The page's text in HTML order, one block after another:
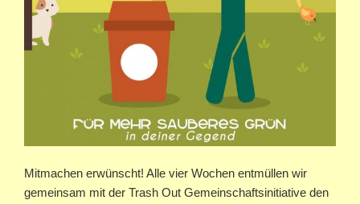
Mitmachen erwünscht! Alle vier Wochen entmüllen wir
gemeinsam mit der Trash Out Gemeinschaftsinitiative den